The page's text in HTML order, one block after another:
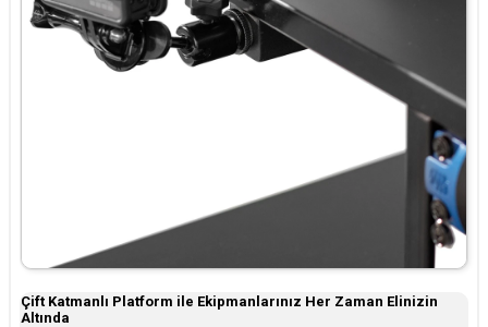
Çift Katmanlı Platform ile Ekipmanlarınız Her Zaman Elinizin
Altında